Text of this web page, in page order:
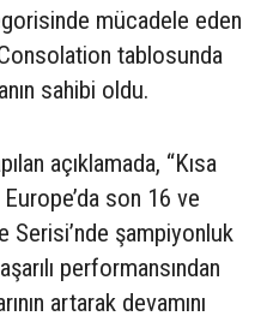
mücadele eden
tablosunda
sahibi oldu.
açıklamada, “Kısa
son 16 ve
Serisi’nde şampiyonluk
performansından
artarak devamını